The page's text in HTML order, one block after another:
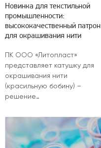
Новинка для текстильной
промышленности:
высококачественный патрон
для окрашивания нити
ПК ООО «Литопласт»
представляет катушку для
окрашивания нити
(красильную бобину) –
решение…